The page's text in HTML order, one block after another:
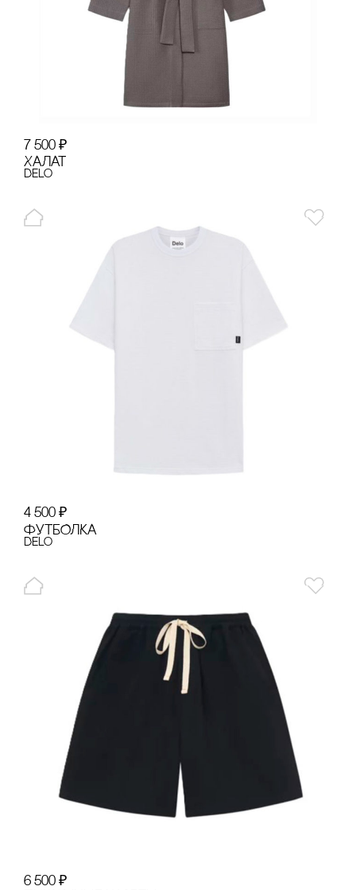
7 500 ₽
ХАЛАТ
Delo
4 500 ₽
ФУТБОЛКА
Delo
6 500 ₽